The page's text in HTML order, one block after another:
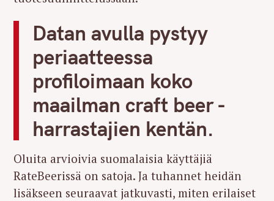
Datan avulla pystyy
periaatteessa
profiloimaan koko
maailman craft beer -
harrastajien kentän.
Oluita arvioivia suomalaisia käyttäjiä
RateBeerissä on satoja. Ja tuhannet heidän
lisäkseen seuraavat jatkuvasti, miten erilaiset